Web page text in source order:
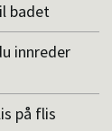
badet
innreder
på flis